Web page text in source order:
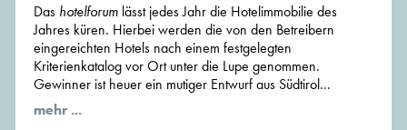
Das hotelforum lässt jedes Jahr die Hotelimmobilie des
Jahres küren. Hierbei werden die von den Betreibern
eingereichten Hotels nach einem festgelegten
Kriterienkatalog vor Ort unter die Lupe genommen.
Gewinner ist heuer ein mutiger Entwurf aus Südtirol...
mehr ...